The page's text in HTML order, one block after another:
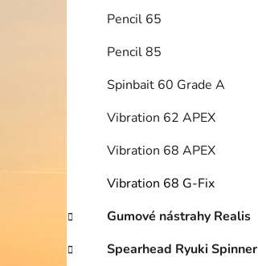
Pencil 65
Pencil 85
Spinbait 60 Grade A
Vibration 62 APEX
Vibration 68 APEX
Vibration 68 G-Fix
Gumové nástrahy Realis
Spearhead Ryuki Spinner